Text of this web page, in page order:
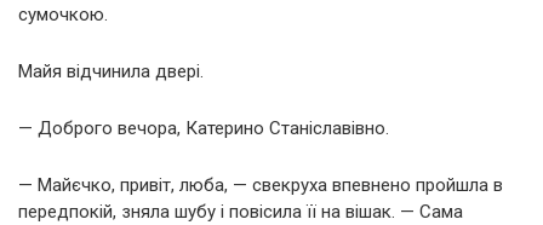
сумочкою.
Майя відчинила двері.
— Доброго вечора, Катерино Станіславівно.
— Майєчко, привіт, люба, — свекруха впевнено пройшла в
передпокій, зняла шубу і повісила її на вішак. — Сама